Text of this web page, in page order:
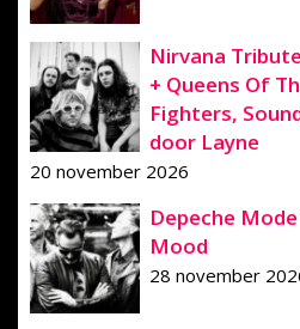
Nirvana
+ Queens Of
Fighters,
door Layne
20 november 2026
Depeche
Mood
28 november